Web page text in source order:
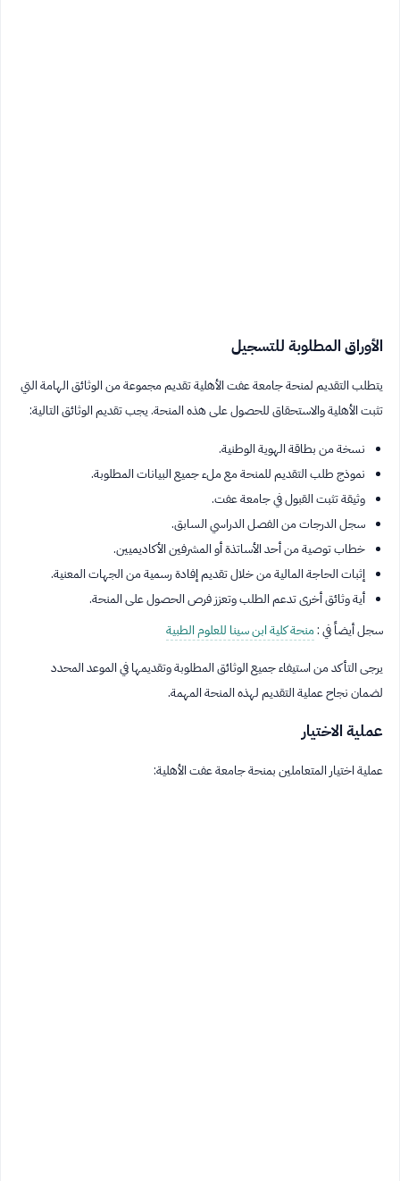
الأوراق المطلوبة للتسجيل
يتطلب التقديم لمنحة جامعة عفت الأهلية تقديم مجموعة من الوثائق الهامة التي
تثبت الأهلية والاستحقاق للحصول على هذه المنحة. يجب تقديم الوثائق التالية:
نسخة من بطاقة الهوية الوطنية.
نموذج طلب التقديم للمنحة مع ملء جميع البيانات المطلوبة.
وثيقة تثبت القبول في جامعة عفت.
سجل الدرجات من الفصل الدراسي السابق.
خطاب توصية من أحد الأساتذة أو المشرفين الأكاديميين.
إثبات الحاجة المالية من خلال تقديم إفادة رسمية من الجهات المعنية.
أية وثائق أخرى تدعم الطلب وتعزز فرص الحصول على المنحة.
سجل أيضاً في :منحة كلية ابن سينا للعلوم الطبية
يرجى التأكد من استيفاء جميع الوثائق المطلوبة وتقديمها في الموعد المحدد
لضمان نجاح عملية التقديم لهذه المنحة المهمة.
عملية الاختيار
عملية اختيار المتعاملين بمنحة جامعة عفت الأهلية: